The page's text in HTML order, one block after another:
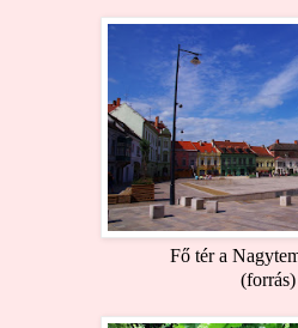
Fő tér a
(forrás)